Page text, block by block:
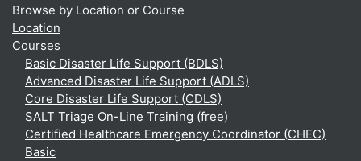
Browse by Location or Course
Location
Courses
Basic Disaster Life Support (BDLS)
Advanced Disaster Life Support (ADLS)
Core Disaster Life Support (CDLS)
SALT Triage On-Line Training (free)
Certified Healthcare Emergency Coordinator (CHEC)
Basic